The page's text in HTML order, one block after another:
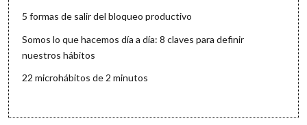
5 formas de salir del bloqueo productivo
Somos lo que hacemos día a día: 8 claves para definir
nuestros hábitos
22 microhábitos de 2 minutos